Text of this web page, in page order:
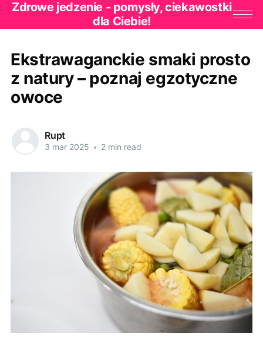
Zdrowe jedzenie - pomysły, ciekawostki
dla Ciebie!
Ekstrawaganckie smaki prosto
z natury – poznaj egzotyczne
owoce
Rupt
3 mar 2025 • 2 min read